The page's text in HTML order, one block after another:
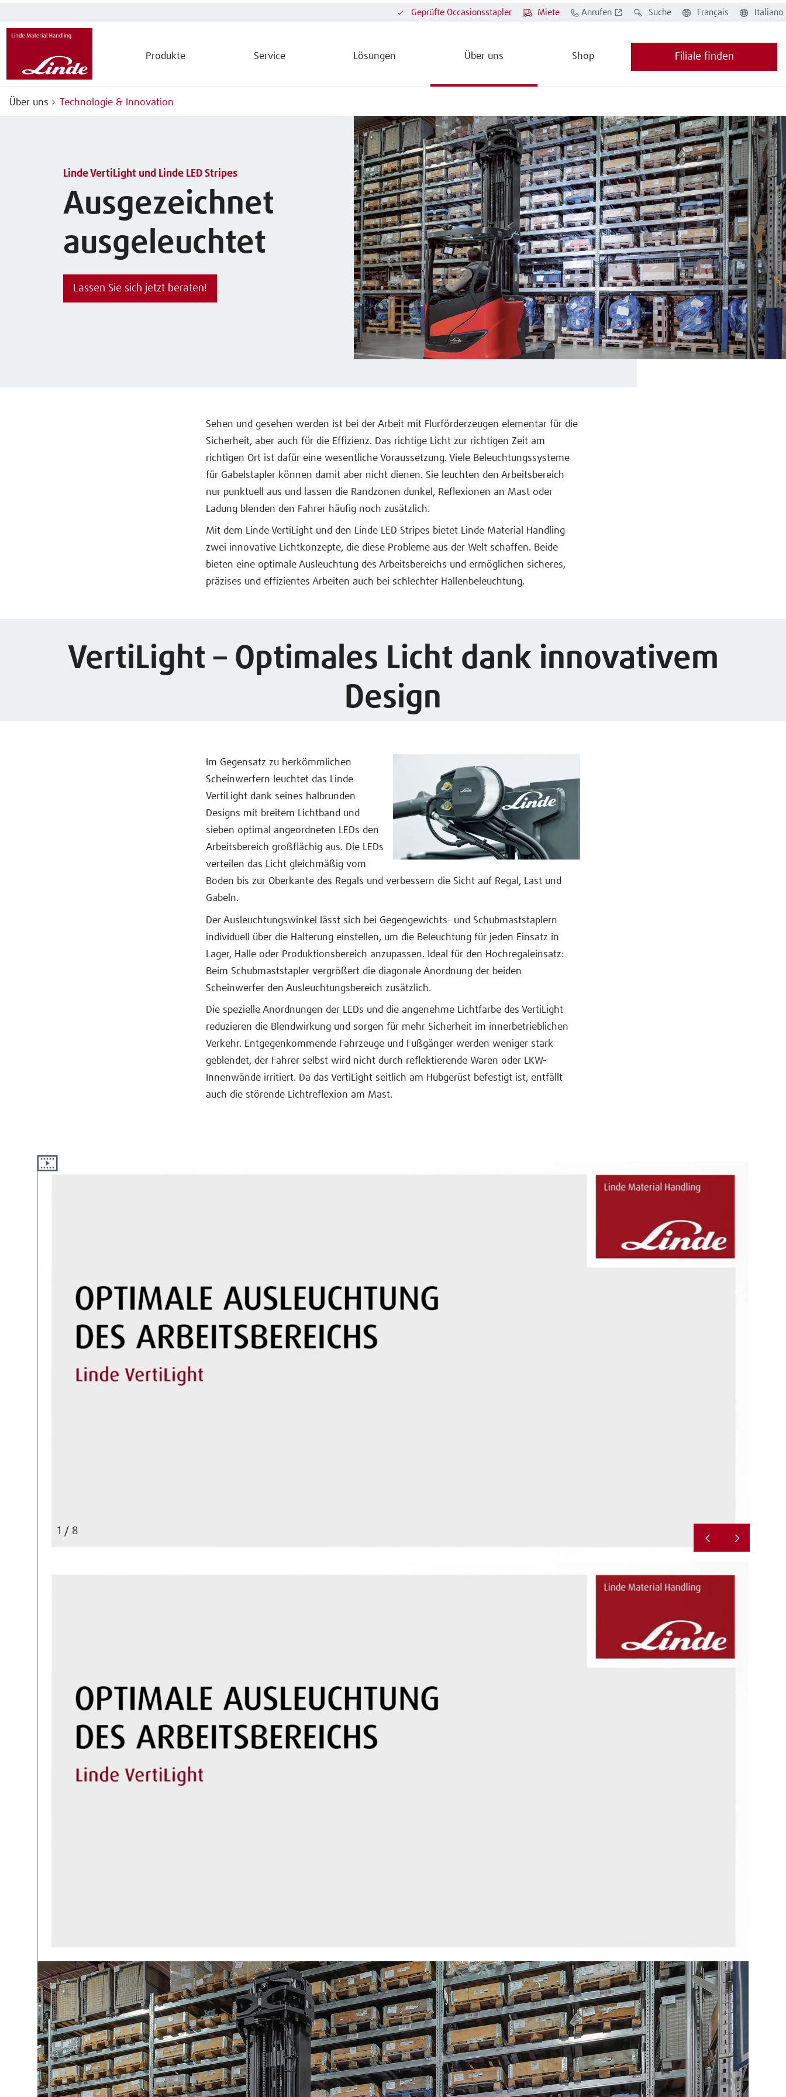
Produkte Service Lösungen Über uns Shop
Français Italiano
Suche
Anrufen
Miete
Geprüfte Occasionsstapler
Filiale finden
Über uns Technologie & Innovation
Linde VertiLight und Linde LED Stripes
Ausgezeichnet
ausgeleuchtet
Lassen Sie sich jetzt beraten!
Sehen und gesehen werden ist bei der Arbeit mit Flurförderzeugen elementar für die
Sicherheit, aber auch für die Effizienz. Das richtige Licht zur richtigen Zeit am
richtigen Ort ist dafür eine wesentliche Voraussetzung. Viele Beleuchtungssysteme
für Gabelstapler können damit aber nicht dienen. Sie leuchten den Arbeitsbereich
nur punktuell aus und lassen die Randzonen dunkel, Reflexionen an Mast oder
Ladung blenden den Fahrer häufig noch zusätzlich.
Mit dem Linde VertiLight und den Linde LED Stripes bietet Linde Material Handling
zwei innovative Lichtkonzepte, die diese Probleme aus der Welt schaffen. Beide
bieten eine optimale Ausleuchtung des Arbeitsbereichs und ermöglichen sicheres,
präzises und effizientes Arbeiten auch bei schlechter Hallenbeleuchtung.
VertiLight – Optimales Licht dank innovativem
Design
Im Gegensatz zu herkömmlichen
Scheinwerfern leuchtet das Linde
VertiLight dank seines halbrunden
Designs mit breitem Lichtband und
sieben optimal angeordneten LEDs den
Arbeitsbereich großflächig aus. Die LEDs
verteilen das Licht gleichmäßig vom
Boden bis zur Oberkante des Regals und verbessern die Sicht auf Regal, Last und
Gabeln.
Der Ausleuchtungswinkel lässt sich bei Gegengewichts- und Schubmaststaplern
individuell über die Halterung einstellen, um die Beleuchtung für jeden Einsatz in
Lager, Halle oder Produktionsbereich anzupassen. Ideal für den Hochregaleinsatz:
Beim Schubmaststapler vergrößert die diagonale Anordnung der beiden
Scheinwerfer den Ausleuchtungsbereich zusätzlich.
Die spezielle Anordnungen der LEDs und die angenehme Lichtfarbe des VertiLight
reduzieren die Blendwirkung und sorgen für mehr Sicherheit im innerbetrieblichen
Verkehr. Entgegenkommende Fahrzeuge und Fußgänger werden weniger stark
geblendet, der Fahrer selbst wird nicht durch reflektierende Waren oder LKW-
Innenwände irritiert. Da das VertiLight seitlich am Hubgerüst befestigt ist, entfällt
auch die störende Lichtreflexion am Mast.
1 / 8